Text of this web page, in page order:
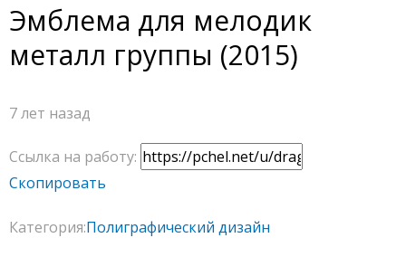
Эмблема для мелодик
металл группы (2015)
7 лет назад
Ссылка на работу:
Скопировать
Категория:Полиграфический дизайн